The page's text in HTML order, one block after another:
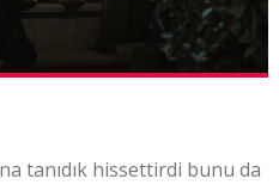
tanıdık hissettirdi bunu da